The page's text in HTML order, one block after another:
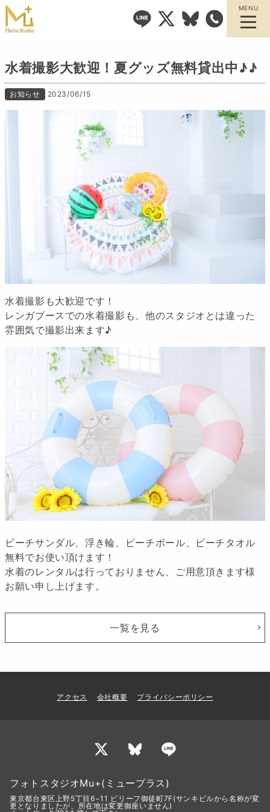
MENU
水着撮影大歓迎！夏グッズ無料貸出中♪♪
お知らせ 2023/06/15
水着撮影も大歓迎です！
レンガブースでの水着撮影も、他のスタジオとは違った
雰囲気で撮影出来ます♪
ビーチサンダル、浮き輪、ビーチボール、ビーチタオル
無料でお使い頂けます！
水着のレンタルは行っておりません、ご用意頂きます様
お願い申し上げます。
一覧を見る
アクセス 会社概要 プライバシーポリシー
フォトスタジオMu+(ミュープラス)
東京都台東区上野5丁目6−11 ビリーフ御徒町7F(サンキビルから名称が変
更となりましたが、所在地は変更御座いません)